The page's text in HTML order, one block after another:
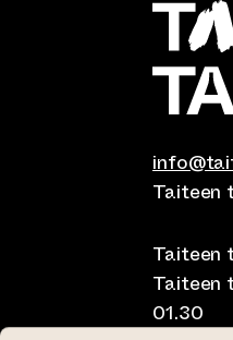
Taiteen
Taiteen
Taiteen
01.30